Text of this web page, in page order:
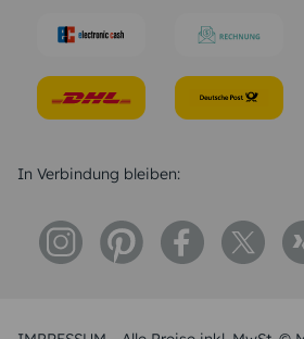
In Verbindung bleiben: